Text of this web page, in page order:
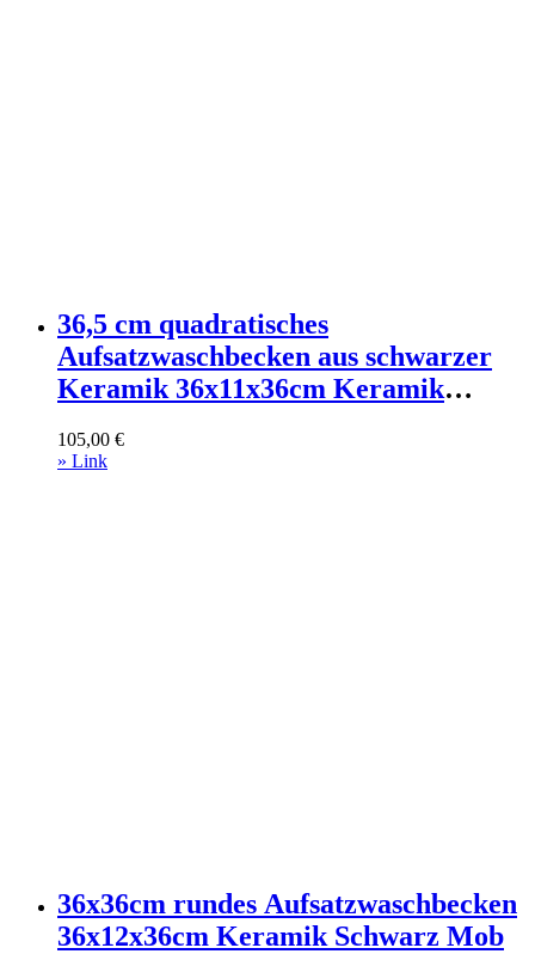
36,5 cm quadratisches
Aufsatzwaschbecken aus schwarzer
Keramik 36x11x36cm Keramik
Badezimmermöbel Waschtische
105,00 €
» Link
36x36cm rundes Aufsatzwaschbecken
36x12x36cm Keramik Schwarz Mob